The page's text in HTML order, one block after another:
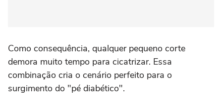
Como consequência, qualquer pequeno corte
demora muito tempo para cicatrizar. Essa
combinação cria o cenário perfeito para o
surgimento do "pé diabético".